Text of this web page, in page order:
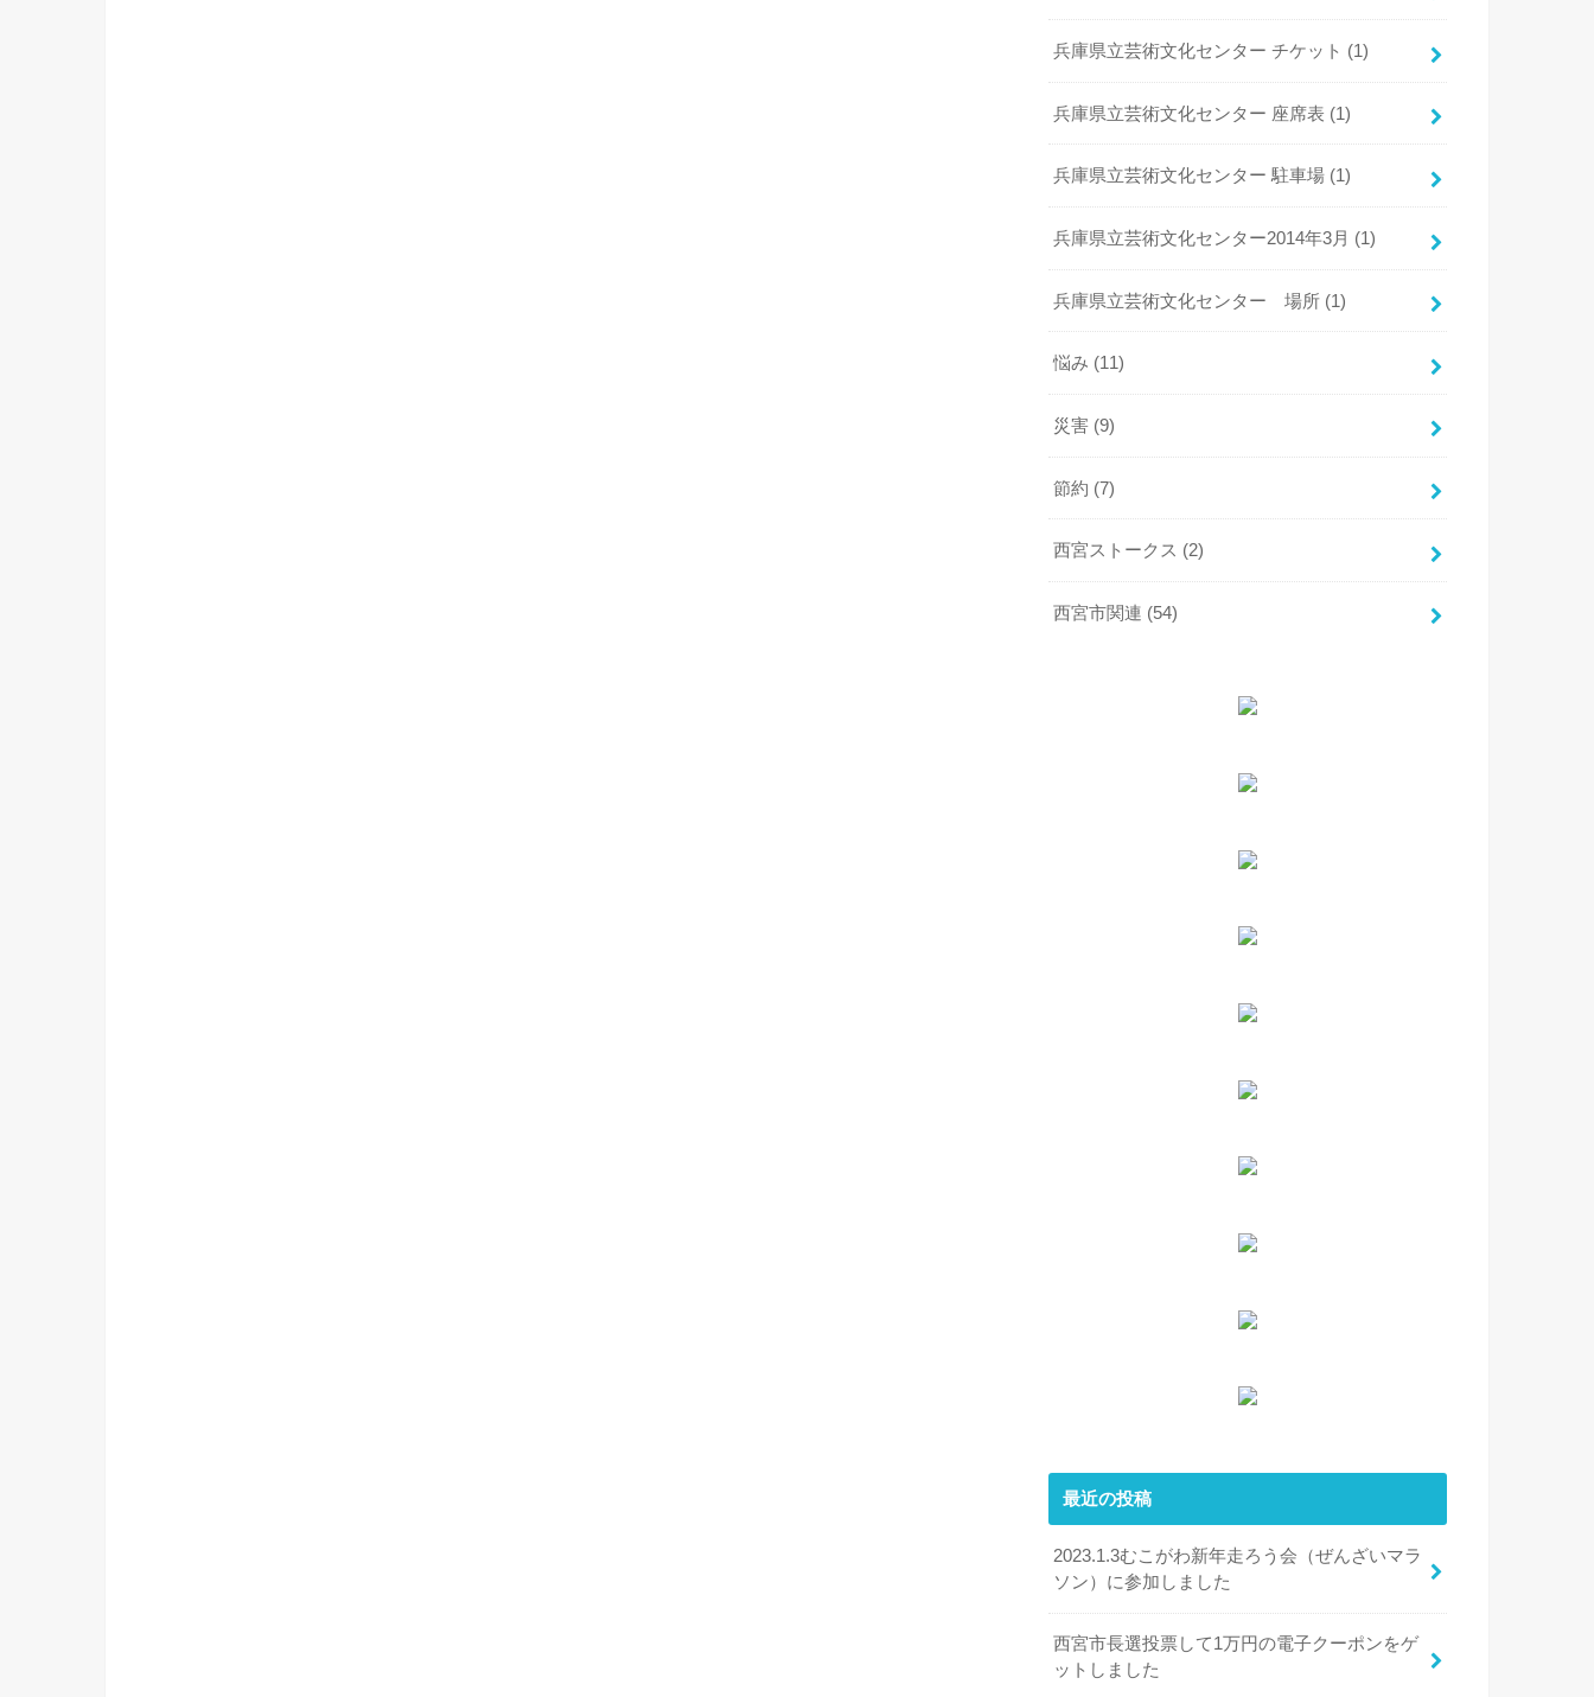
兵庫県立芸術文化センター チケット (1)
兵庫県立芸術文化センター 座席表 (1)
兵庫県立芸術文化センター 駐車場 (1)
兵庫県立芸術文化センター2014年3月 (1)
兵庫県立芸術文化センター 場所 (1)
悩み (11)
災害 (9)
節約 (7)
西宮ストークス (2)
西宮市関連 (54)
最近の投稿
2023.1.3むこがわ新年走ろう会（ぜんざいマラ
ソン）に参加しました
西宮市長選投票して1万円の電子クーポンをゲ
ットしました